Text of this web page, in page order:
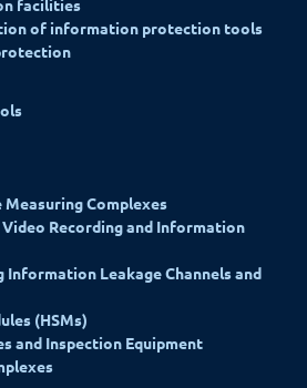
facilities
of information protection tools
Complexes
Recording and Information
Leakage Channels and
(HSMs)
and Inspection Equipment